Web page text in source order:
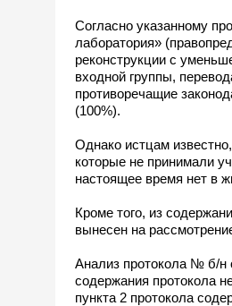
Согласно указанному
лаборатория»
реконструкции с
входной группы,
противоречащие
(100%).
Однако истцам
которые не принимали
настоящее время нет в
Кроме того, из
вынесен на
Анализ протокола № б/н
содержания протокола
пункта 2 протокола